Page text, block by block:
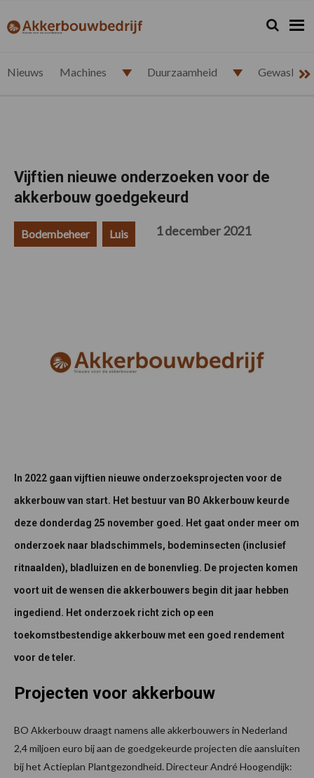
de
de
de
de
akkerbouwbedrijf.nl Zoeken...
Zoek
Nieuws Machines Duurzaamheid
Vijftien nieuwe onderzoeken voor de
akkerbouw goedgekeurd
Bodembeheer Luis 1 december 2021
In 2022 gaan vijftien nieuwe onderzoeksprojecten voor de
akkerbouw van start. Het bestuur van BO Akkerbouw keurde
deze donderdag 25 november goed. Het gaat onder meer om
onderzoek naar bladschimmels, bodeminsecten (inclusief
ritnaalden), bladluizen en de bonenvlieg. De projecten komen
voort uit de wensen die akkerbouwers begin dit jaar hebben
ingediend. Het onderzoek richt zich op een
toekomstbestendige akkerbouw met een goed rendement
voor de teler.
Projecten voor akkerbouw
BO Akkerbouw draagt namens alle akkerbouwers in Nederland
2,4 miljoen euro bij aan de goedgekeurde projecten die aansluiten
bij het Actieplan Plantgezondheid. Directeur André Hoogendijk: